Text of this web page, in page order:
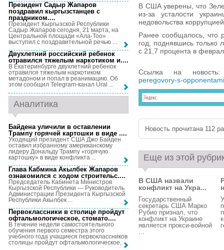
В США уверены, что
из-за усталости
недовольства
Ранее сообщалось, что
год, поднявшись только
с 21,7 процента в
Ссылка на
peregovory-s-
Новость прочитана 112
Еще из этой
В США назвали
конфликт на Укра...
Государственный
секретарь США Марко
Рубио признал, что
конфликт на Украине
является прокси-войной
...
Президент Садыр Жапаров
поздравил кыргызстанцев с
праздником....
Президент Кыргызской Республики
Садыр Жапаров сегодня, 21 марта, на
Центральной площади «Ала-Тоо»
выступил с поздравительной речью ...
Двухлетний российский ребенок
отравился тяжелым наркотиком и....
В Екатеринбурге двухлетний ребенок
отравился тяжелым наркотиком
метадоном и попал в реанимацию. Об
этом сообщил Telegram-канал Ural ...
Аналитика
Байдена уличили в оставлении
Трампу горячей картошки в виде ....
Уходящий президент США Джо Байден
оставил избранному американскому
лидеру Дональду Трампу «горячую
картошку» в виде конфликта ...
Глава Кабмина Акылбек Жапаров
ознакомился с ходом строительс....
Председатель Кабинета Министров
Кыргызской Республики — Руководитель
Администрации Президента Кыргызской
Республики Акылбек ...
Первоклассники в столице пройдут
офтальмологическое, стомато....
В течение недели самостоятельного
обучения первого семестра этого
учебного года учащиеся первоклассников
столицы пройдут офтальмологическое, ...